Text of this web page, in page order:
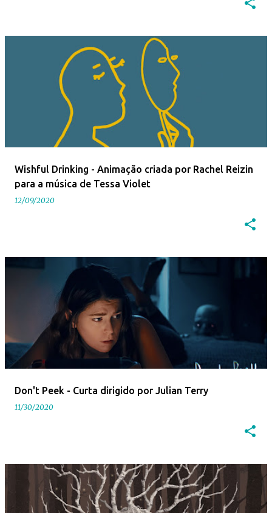
Wishful Drinking - Animação criada por Rachel Reizin
para a música de Tessa Violet
12/09/2020
Don't Peek - Curta dirigido por Julian Terry
11/30/2020